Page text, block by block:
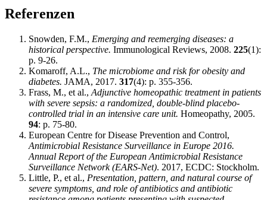
Referenzen
Snowden, F.M., Emerging and reemerging diseases: a
historical perspective. Immunological Reviews, 2008. 225(1):
p. 9-26.
Komaroff, A.L., The microbiome and risk for obesity and
diabetes. JAMA, 2017. 317(4): p. 355-356.
Frass, M., et al., Adjunctive homeopathic treatment in patients
with severe sepsis: a randomized, double-blind placebo-
controlled trial in an intensive care unit. Homeopathy, 2005.
94: p. 75-80.
European Centre for Disease Prevention and Control,
Antimicrobial Resistance Surveillance in Europe 2016.
Annual Report of the European Antimicrobial Resistance
Surveillance Network (EARS-Net). 2017, ECDC: Stockholm.
Little, P., et al., Presentation, pattern, and natural course of
severe symptoms, and role of antibiotics and antibiotic